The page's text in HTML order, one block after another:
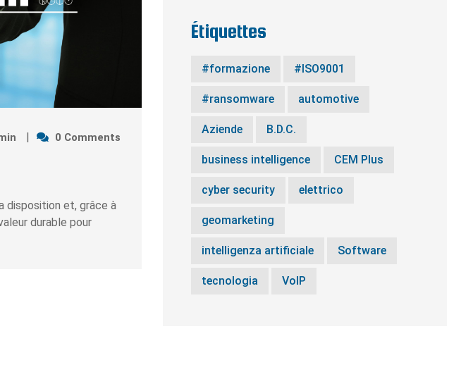
0 Comments
disposition et, grâce à
durable pour
Étiquettes
#formazione #ISO9001
#ransomware automotive
Aziende B.D.C.
business intelligence CEM Plus
cyber security elettrico
geomarketing
intelligenza artificiale Software
tecnologia VoIP